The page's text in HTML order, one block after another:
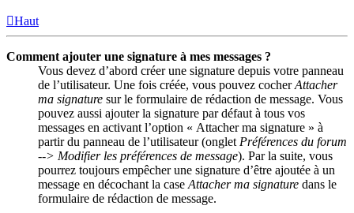
Haut
Comment ajouter une signature à mes messages ?
Vous devez d’abord créer une signature depuis votre panneau
de l’utilisateur. Une fois créée, vous pouvez cocherAttacher
ma signature sur le formulaire de rédaction de message. Vous
pouvez aussi ajouter la signature par défaut à tous vos
messages en activant l’option « Attacher ma signature » à
partir du panneau de l’utilisateur (onglet Préférences du forum
--> Modifier les préférences de message). Par la suite, vous
pourrez toujours empêcher une signature d’être ajoutée à un
message en décochant la case Attacher ma signature dans le
formulaire de rédaction de message.